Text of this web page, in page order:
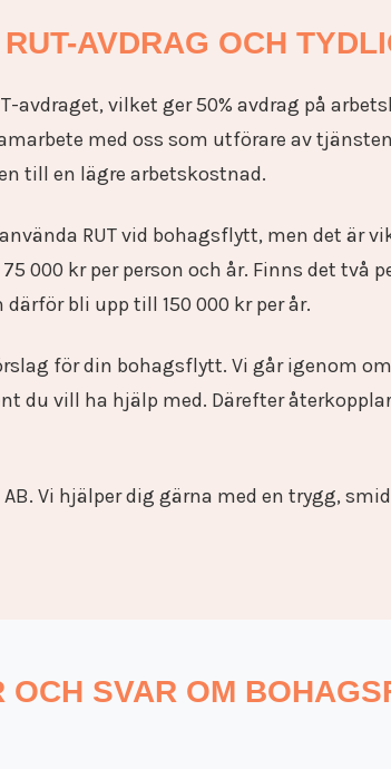
AVDRAG OCH
avdraget, vilket ger 50% avdrag på
med oss som utförare av
till en lägre arbetskostnad.
RUT vid bohagsflytt, men det är
000 kr per person och år. Finns det två
bli upp till 150 000 kr per år.
för din bohagsflytt. Vi går igenom
du vill ha hjälp med. Därefter
Vi hjälper dig gärna med en trygg,
SVAR OM